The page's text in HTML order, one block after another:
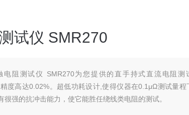
试仪 SMR270
电阻测试仪 SMR270为您提供的直手持式直流电阻测
度高达0.02%。超低功耗设计,使得仪器在0.1μΩ测试量程
很强的抗冲击能力，使它能胜任绕线类电阻的测试。